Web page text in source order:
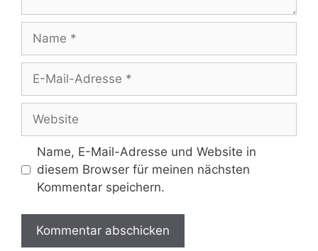
Mail-
Adresse
Name, E-Mail-Adresse und Website in
diesem Browser für meinen nächsten
Kommentar speichern.